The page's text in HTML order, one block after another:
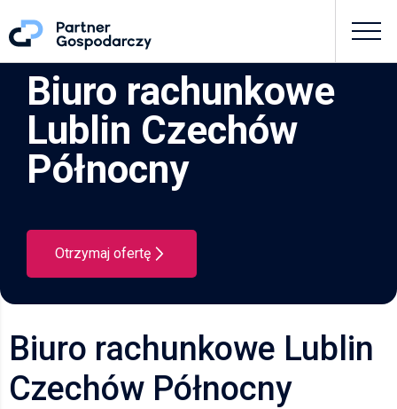
Biuro rachunkowe
Lublin Czechów
Północny
Otrzymaj ofertę
Biuro rachunkowe Lublin
Czechów Północny